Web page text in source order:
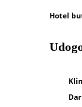
Hotel